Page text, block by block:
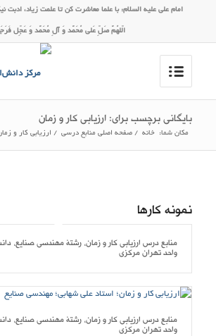
امام على علیه ‏السلام: با علما معاشرت کن تا علمت زیاد، ادبت
الّلهُمَّ صَلِّ عَلی مُحَمَّد وَ آلِ مُحَمَّد وَ عَجِّل
بایگانی برچسب برای: ارزیابی کار و زمان
مکان شما: خانه / صفحه اصلی منابع درسی / ارزیابی کار و
نمونه کارها
منابع درس ارزیابی کار و زمان، رشتۀ مهندسی صنایع،
واحد تهران مرکزی
منابع درس ارزیابی کار و زمان، رشتۀ مهندسی صنایع،
واحد تهران مرکزی